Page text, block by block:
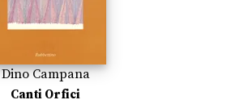
Dino Campana
Canti Orfici